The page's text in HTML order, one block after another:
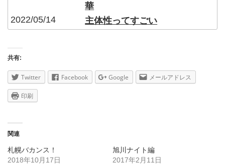
華
2022/05/14
主体性ってすごい
共有:
Twitter Facebook Google メールアドレス
印刷
関連
札幌バカンス！
2018年10月17日
旭川ナイト編
2017年2月11日